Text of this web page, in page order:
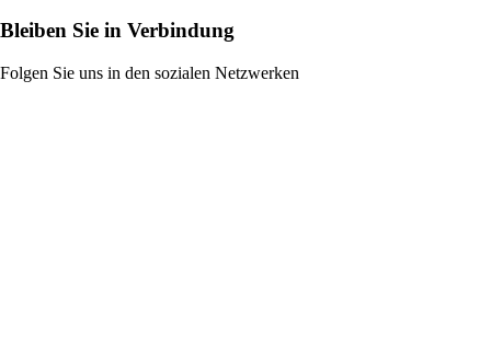
Bleiben Sie in Verbindung
Folgen Sie uns in den sozialen Netzwerken